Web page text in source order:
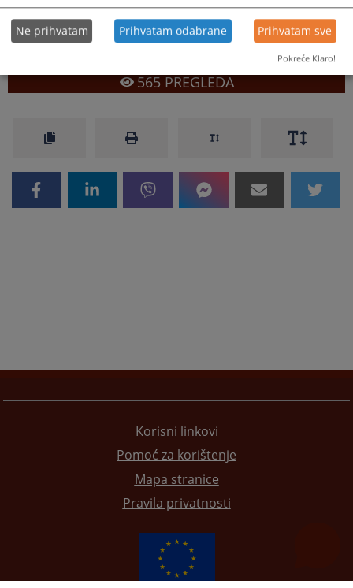
126 0 P 197351 18 P Sudija Bojan Đedovac
565PREGLEDA
Korisni linkovi
Pomoć za korištenje
Mapa stranice
Pravila privatnosti
Ne prihvatam Prihvatam odabrane Prihvatam sve
Pokreće Klaro!